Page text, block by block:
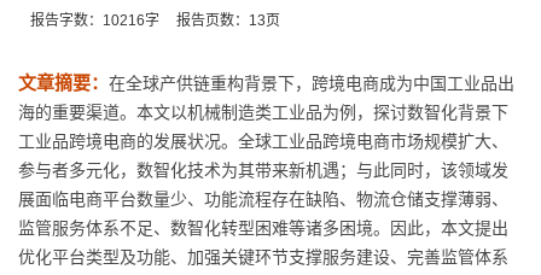
报告字数：10216字 报告页数：13页
文章摘要： 在全球产供链重构背景下，跨境电商成为中国工业品出
海的重要渠道。本文以机械制造类工业品为例，探讨数智化背景下
工业品跨境电商的发展状况。全球工业品跨境电商市场规模扩大、
参与者多元化，数智化技术为其带来新机遇；与此同时，该领域发
展面临电商平台数量少、功能流程存在缺陷、物流仓储支撑薄弱、
监管服务体系不足、数智化转型困难等诸多困境。因此，本文提出
优化平台类型及功能、加强关键环节支撑服务建设、完善监管体系